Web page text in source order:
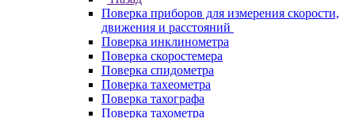
Поверка приборов для измерения скорости,
движения и расстояний
Поверка инклинометра
Поверка скоростемера
Поверка спидометра
Поверка тахеометра
Поверка тахографа
Поверка тахометра